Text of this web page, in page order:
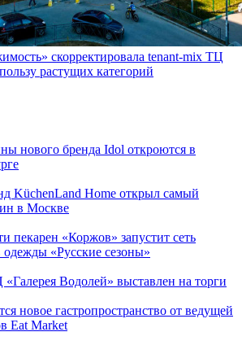
скорректировала tenant-mix ТЦ
нового бренда Idol откроются в
KüchenLand Home открыл самый
в Москве
пекарен «Коржов» запустит сеть
«Русские сезоны»
Водолей» выставлен на торги
новое гастропространство от ведущей
Eat Market